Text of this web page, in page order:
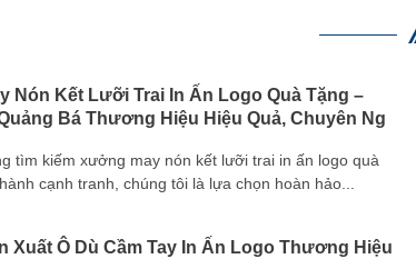
Nón Kết Lưỡi Trai In Ấn Logo Quà Tặng –
Bá Thương Hiệu Hiệu Quả, Chuyên Ng
tìm kiếm xưởng may nón kết lưỡi trai in ấn logo quà
cạnh tranh, chúng tôi là lựa chọn hoàn hảo...
Xuất Ô Dù Cầm Tay In Ấn Logo Thương Hiệu